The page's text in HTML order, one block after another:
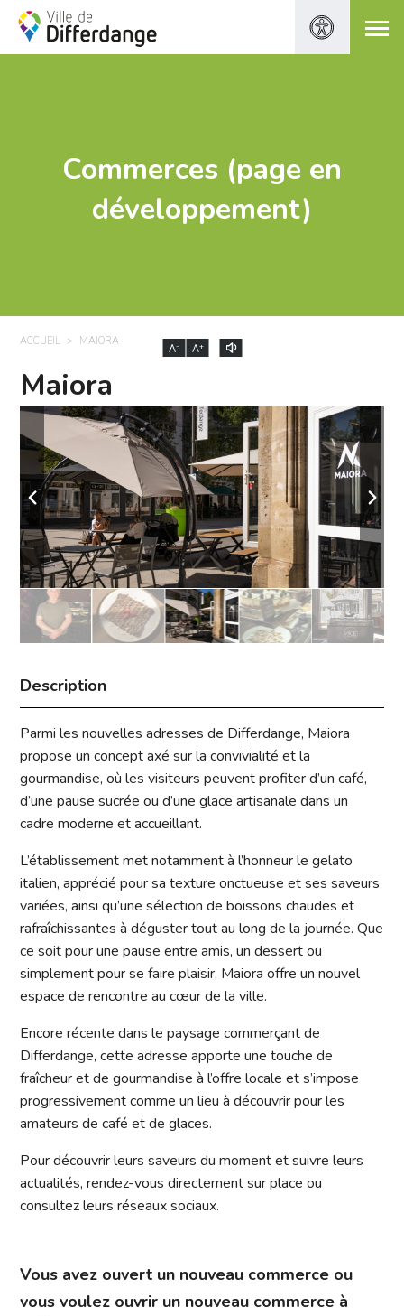
Commerces (page en
développement)
ACCUEIL MAIORA
A- A+
Maiora
Description
Parmi les nouvelles adresses de Differdange, Maiora
propose un concept axé sur la convivialité et la
gourmandise, où les visiteurs peuvent profiter d’un café,
d’une pause sucrée ou d’une glace artisanale dans un
cadre moderne et accueillant.
L’établissement met notamment à l’honneur le gelato
italien, apprécié pour sa texture onctueuse et ses saveurs
variées, ainsi qu’une sélection de boissons chaudes et
rafraîchissantes à déguster tout au long de la journée. Que
ce soit pour une pause entre amis, un dessert ou
simplement pour se faire plaisir, Maiora offre un nouvel
espace de rencontre au cœur de la ville.
Encore récente dans le paysage commerçant de
Differdange, cette adresse apporte une touche de
fraîcheur et de gourmandise à l’offre locale et s’impose
progressivement comme un lieu à découvrir pour les
amateurs de café et de glaces.
Pour découvrir leurs saveurs du moment et suivre leurs
actualités, rendez-vous directement sur place ou
consultez leurs réseaux sociaux.
Vous avez ouvert un nouveau commerce ou
vous voulez ouvrir un nouveau commerce à